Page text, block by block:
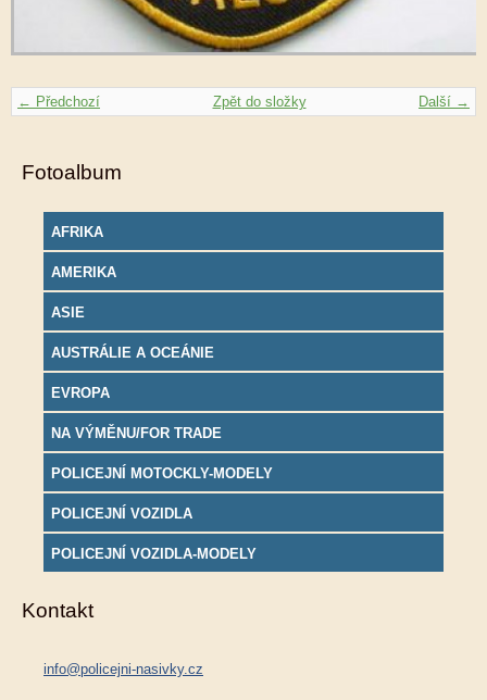
← Předchozí Další →
Zpět do složky
Fotoalbum
AFRIKA
AMERIKA
ASIE
AUSTRÁLIE A OCEÁNIE
EVROPA
NA VÝMĚNU/FOR TRADE
POLICEJNÍ MOTOCKLY-MODELY
POLICEJNÍ VOZIDLA
POLICEJNÍ VOZIDLA-MODELY
Kontakt
info@policejni-nasivky.cz